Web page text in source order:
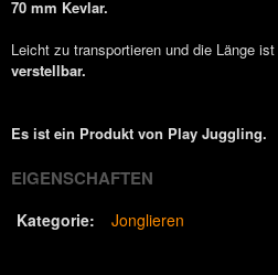
70 mm Kevlar.
Leicht zu transportieren und die Länge ist
verstellbar.
Es ist ein Produkt von Play Juggling.
EIGENSCHAFTEN
Kategorie: Jonglieren